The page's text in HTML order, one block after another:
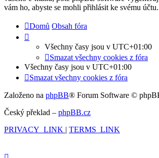
vám ho, abyste se mohli přihlásit ke svému účtu.
Domů Obsah fóra
Všechny časy jsou v UTC+01:00
Smazat všechny cookies z fóra
Všechny časy jsou v UTC+01:00
Smazat všechny cookies z fóra
Založeno na phpBB® Forum Software ©
Český překlad – phpBB.cz
PRIVACY_LINK | TERMS_LINK